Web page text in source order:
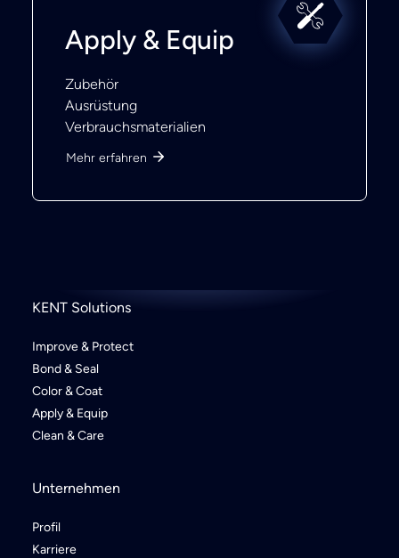
Apply & Equip
Zubehör
Ausrüstung
Verbrauchsmaterialien
Mehr erfahren
KENT Solutions
Improve & Protect
Bond & Seal
Color & Coat
Apply & Equip
Clean & Care
Unternehmen
Profil
Karriere